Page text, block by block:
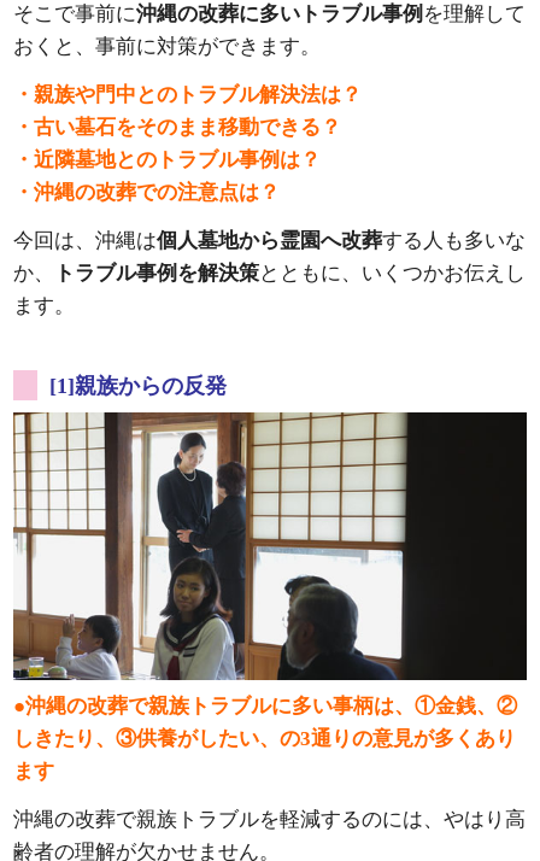
そこで事前に沖縄の改葬に多いトラブル事例 を理解して
おくと、事前に対策ができます。
・親族や門中とのトラブル解決法は？
・古い墓石をそのまま移動できる？
・近隣墓地とのトラブル事例は？
・沖縄の改葬での注意点は？
今回は、沖縄は個人墓地から霊園へ改葬する人も多いな
か、
トラブル事例を解決策とともに、いくつかお伝えし
ます。
[1]親族からの反発
●沖縄の改葬で親族トラブルに多い事柄は、①金銭、②
しきたり、③供養がしたい、の3通りの意見が多くあり
ます
沖縄の改葬で親族トラブルを軽減するのには、やはり高
齢者の理解が欠かせません。